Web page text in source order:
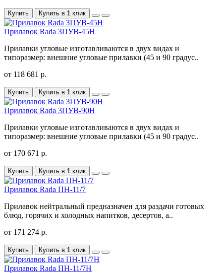
Купить Купить в 1 клик
Прилавок Rada 3ПУВ-45Н
Прилавки угловые изготавливаются в двух видах и
типоразмер: внешние угловые прилавки (45 и 90 градус..
от 118 681 р.
Купить Купить в 1 клик
Прилавок Rada 3ПУВ-90Н
Прилавки угловые изготавливаются в двух видах и
типоразмер: внешние угловые прилавки (45 и 90 градус..
от 170 671 р.
Купить Купить в 1 клик
Прилавок Rada ПН-11/7
Прилавок нейтральный предназначен для раздачи готовых
блюд, горячих и холодных напитков, десертов, а..
от 171 274 р.
Купить Купить в 1 клик
Прилавок Rada ПН-11/7Н